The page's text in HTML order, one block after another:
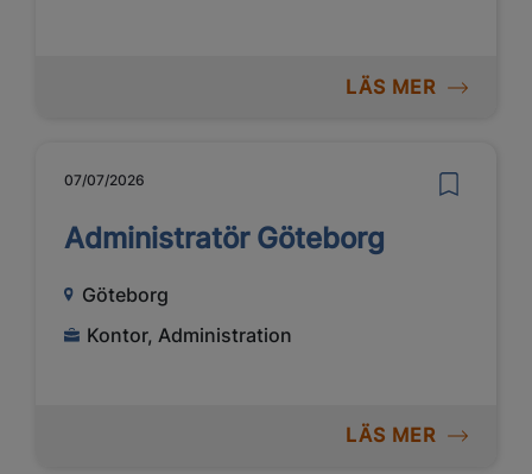
LÄS MER
07/07/2026
Administratör Göteborg
Göteborg
Kontor, Administration
LÄS MER